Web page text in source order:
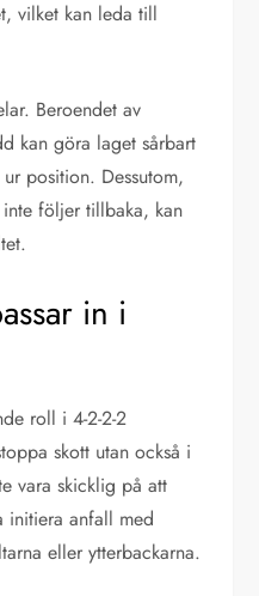
vilket kan leda till
Beroendet av
kan göra laget sårbart
position. Dessutom,
följer tillbaka, kan
in i
roll i 4-2-2-2
skott utan också i
vara skicklig på att
initiera anfall med
eller ytterbackarna.